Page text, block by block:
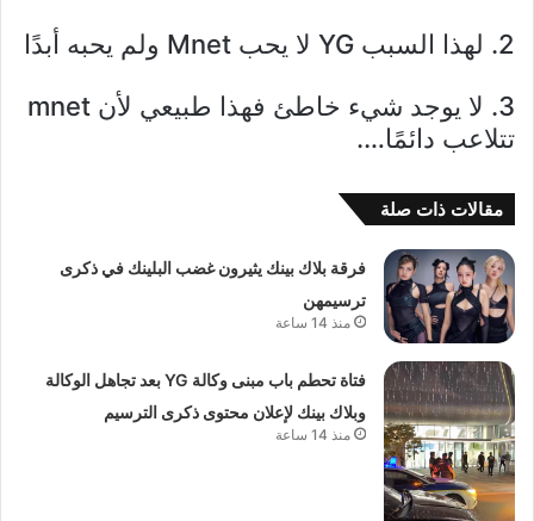
2. لهذا السبب YG لا يحب Mnet ولم يحبه أبدًا
3. لا يوجد شيء خاطئ فهذا طبيعي لأن mnet
تتلاعب دائمًا….
مقالات ذات صلة
فرقة بلاك بينك يثيرون غضب البلينك في ذكرى
ترسيمهن
منذ 14 ساعة
فتاة تحطم باب مبنى وكالة YG بعد تجاهل الوكالة
وبلاك بينك لإعلان محتوى ذكرى الترسيم
منذ 14 ساعة